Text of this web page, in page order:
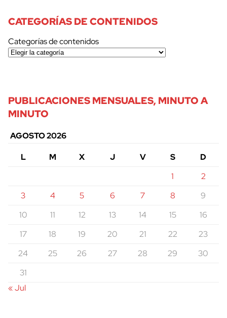
CATEGORÍAS DE CONTENIDOS
Categorías de contenidos
PUBLICACIONES MENSUALES, MINUTO A
MINUTO
AGOSTO 2026
L
M X J V S
D
1
2
3
4 5 6 7 8
9
10
11 12 13 14 15
16
17
18 19 20 21 22
23
24
25 26 27 28 29
30
31
« Jul